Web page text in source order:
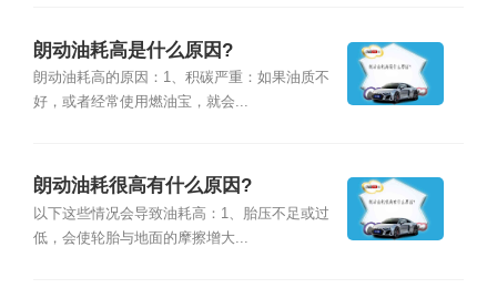
朗动油耗高是什么原因?
朗动油耗高的原因：1、积碳严重：如果油质不
好，或者经常使用燃油宝，就会...
朗动油耗很高有什么原因?
以下这些情况会导致油耗高：1、胎压不足或过
低，会使轮胎与地面的摩擦增大...